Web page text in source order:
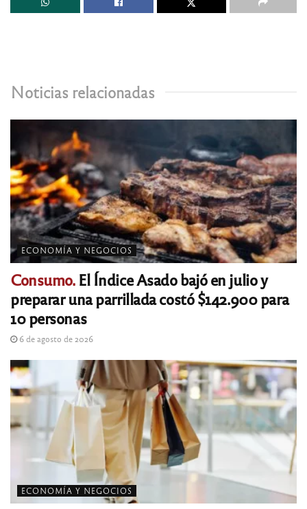
Noticias relacionadas
ECONOMÍA Y NEGOCIOS
Consumo.El Índice Asado bajó en julio y
preparar una parrillada costó $142.900 para
10 personas
6 de agosto de 2026
ECONOMÍA Y NEGOCIOS